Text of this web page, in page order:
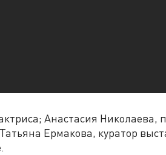
Анастасия Николаева,
Ермакова, куратор